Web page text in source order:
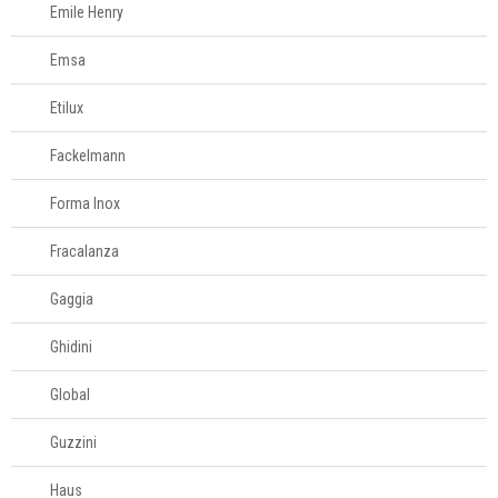
61
996588122
Emile Henry
Emsa
Etilux
Fackelmann
Forma Inox
Fracalanza
Gaggia
Ghidini
Global
Guzzini
Haus